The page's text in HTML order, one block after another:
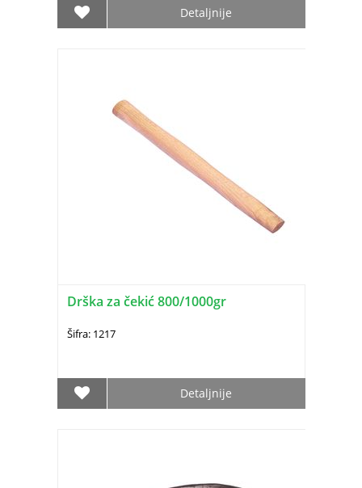
Detaljnije
Drška za čekić 800/1000gr
Šifra: 1217
Detaljnije